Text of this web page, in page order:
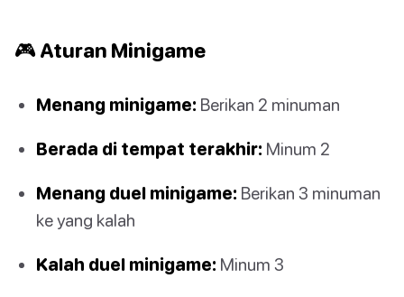
🎮 Aturan Minigame
Menang minigame: Berikan 2 minuman
Berada di tempat terakhir: Minum 2
Menang duel minigame: Berikan 3 minuman
ke yang kalah
Kalah duel minigame: Minum 3